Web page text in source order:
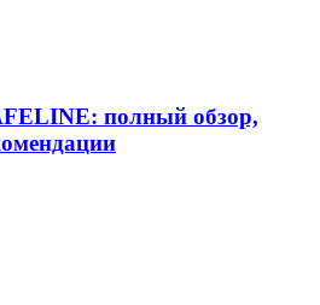
полный обзор,